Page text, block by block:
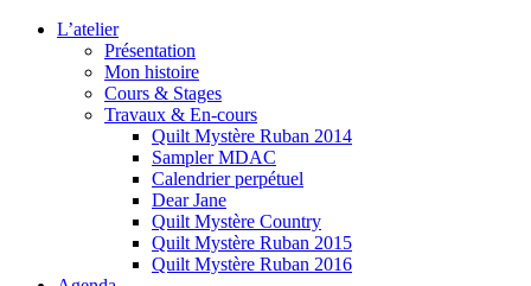
L’atelier
Présentation
Mon histoire
Cours & Stages
Travaux & En-cours
Quilt Mystère Ruban 2014
Sampler MDAC
Calendrier perpétuel
Dear Jane
Quilt Mystère Country
Quilt Mystère Ruban 2015
Quilt Mystère Ruban 2016